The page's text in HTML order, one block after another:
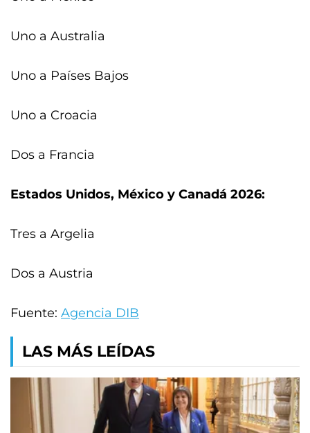
Uno a Australia
Uno a Países Bajos
Uno a Croacia
Dos a Francia
Estados Unidos, México y Canadá 2026:
Tres a Argelia
Dos a Austria
Fuente: Agencia DIB
LAS MÁS LEÍDAS